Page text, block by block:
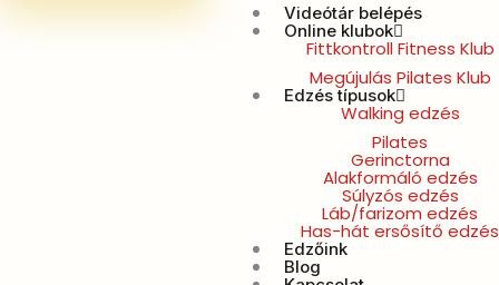
Videótár belépés
Online klubok
Fittkontroll Fitness Klub
Megújulás Pilates Klub
Edzés típusok
Walking edzés
Pilates
Gerinctorna
Alakformáló edzés
Súlyzós edzés
Láb/farizom edzés
Has-hát ersősítő edzés
Edzőink
Blog